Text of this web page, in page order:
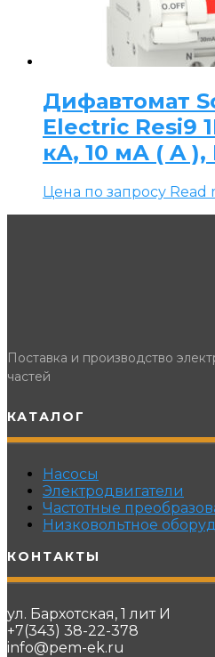
Дифавтомат
Electric Resi9
кА, 10 мА ( A ),
Цена по запросу Read
Поставка и производство
частей
КАТАЛОГ
Насосы
Электродвигатели
Частотные
Низковольтное
КОНТАКТЫ
ул. Бархотская, 1 лит И
+7(343) 38-22-378
info@pem-ek.ru